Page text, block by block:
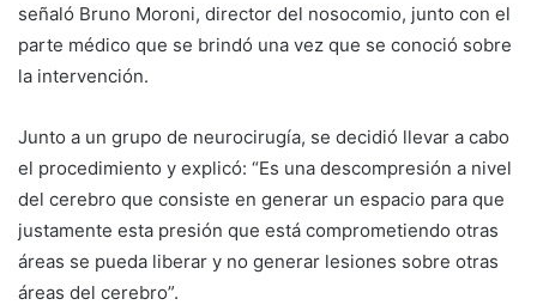
señaló Bruno Moroni, director del nosocomio, junto con el
parte médico que se brindó una vez que se conoció sobre
la intervención.
Junto a un grupo de neurocirugía, se decidió llevar a cabo
el procedimiento y explicó: “Es una descompresión a nivel
del cerebro que consiste en generar un espacio para que
justamente esta presión que está comprometiendo otras
áreas se pueda liberar y no generar lesiones sobre otras
áreas del cerebro”.